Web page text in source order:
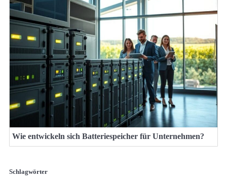
Wie entwickeln sich Batteriespeicher für Unternehmen?
Schlagwörter